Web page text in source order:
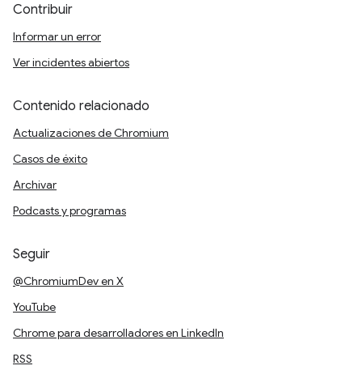
Contribuir
Informar un error
Ver incidentes abiertos
Contenido relacionado
Actualizaciones de Chromium
Casos de éxito
Archivar
Podcasts y programas
Seguir
@ChromiumDev en X
YouTube
Chrome para desarrolladores en LinkedIn
RSS